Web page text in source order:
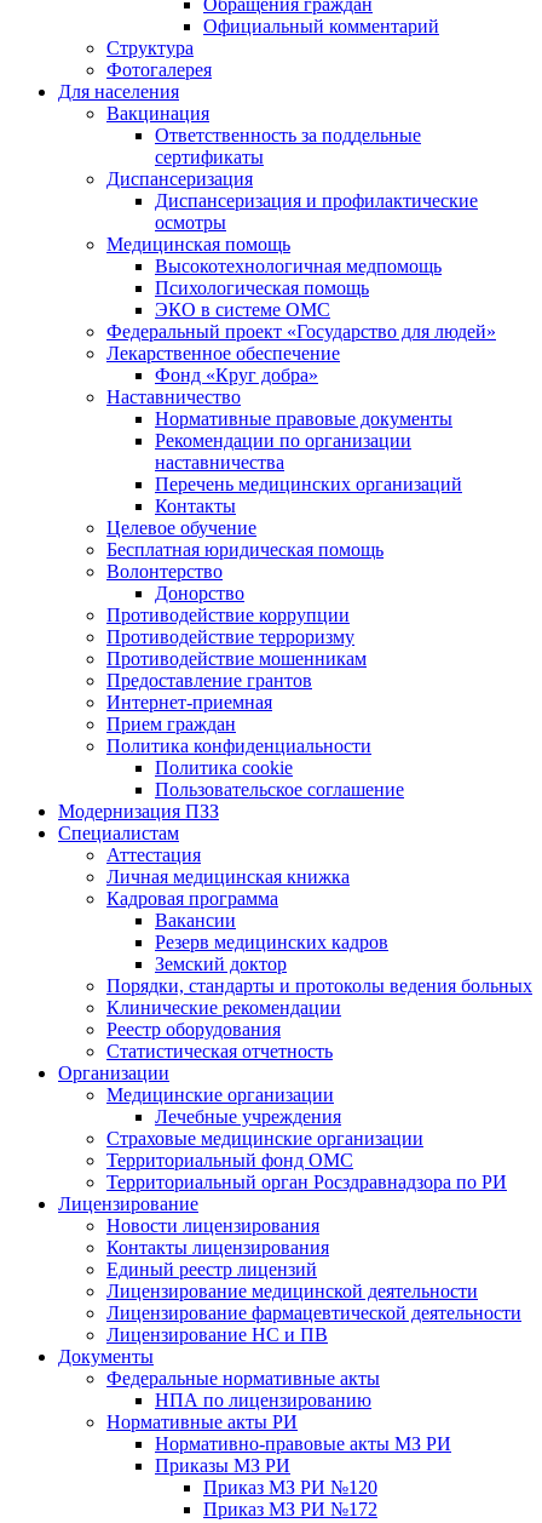
Официальный комментарий
Структура
Фотогалерея
Для населения
Вакцинация
Ответственность за поддельные
сертификаты
Диспансеризация
Диспансеризация и профилактические
осмотры
Медицинская помощь
Высокотехнологичная медпомощь
Психологическая помощь
ЭКО в системе ОМС
Федеральный проект «Государство для людей»
Лекарственное обеспечение
Фонд «Круг добра»
Наставничество
Нормативные правовые документы
Рекомендации по организации
наставничества
Перечень медицинских организаций
Контакты
Целевое обучение
Бесплатная юридическая помощь
Волонтерство
Донорство
Противодействие коррупции
Противодействие терроризму
Противодействие мошенникам
Предоставление грантов
Интернет-приемная
Прием граждан
Политика конфиденциальности
Политика cookie
Пользовательское соглашение
Модернизация ПЗЗ
Специалистам
Аттестация
Личная медицинская книжка
Кадровая программа
Вакансии
Резерв медицинских кадров
Земский доктор
Порядки, стандарты и протоколы ведения больных
Клинические рекомендации
Реестр оборудования
Статистическая отчетность
Организации
Медицинские организации
Лечебные учреждения
Страховые медицинские организации
Территориальный фонд ОМС
Территориальный орган Росздравнадзора по РИ
Лицензирование
Новости лицензирования
Контакты лицензирования
Единый реестр лицензий
Лицензирование медицинской деятельности
Лицензирование фармацевтической деятельности
Лицензирование НС и ПВ
Документы
Федеральные нормативные акты
НПА по лицензированию
Нормативные акты РИ
Нормативно-правовые акты МЗ РИ
Приказы МЗ РИ
Приказ МЗ РИ №120
Приказ МЗ РИ №172